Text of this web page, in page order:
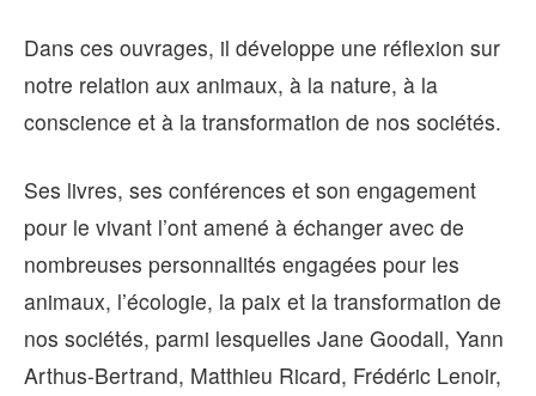
Dans ces ouvrages, il développe une réflexion sur
notre relation aux animaux, à la nature, à la
conscience et à la transformation de nos sociétés.
Ses livres, ses conférences et son engagement
pour le vivant l’ont amené à échanger avec de
nombreuses personnalités engagées pour les
animaux, l’écologie, la paix et la transformation de
nos sociétés, parmi lesquelles Jane Goodall, Yann
Arthus-Bertrand, Matthieu Ricard, Frédéric Lenoir,